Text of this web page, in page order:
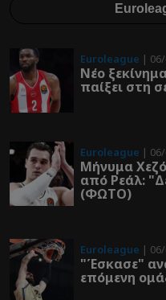
Euroleague |
Νέο
παίξει στη
Euroleague |
Μήνυμα
από Ρεάλ:
(ΦΩΤΟ)
Euroleague |
"Έσκασε"
επόμενη